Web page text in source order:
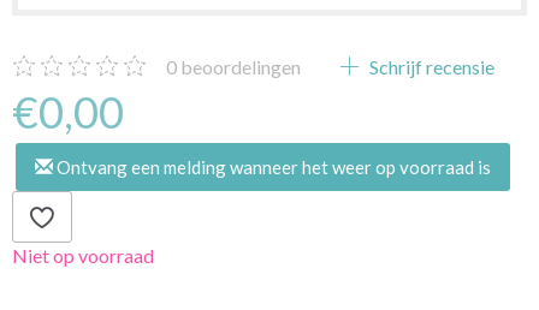
0 beoordelingen Schrijf recensie
€0,00
Ontvang een melding wanneer het weer op voorraad is
Niet op voorraad